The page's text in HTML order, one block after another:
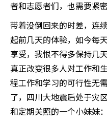
者和志愿者们，也需要紧
带着没倒回来的时差，连
起前几天的体验，如今每
享受，我恨不得多保持几
真正改变很多人对工作和
程工作和学习的可行性无
了，四川大地震后处于灾
和定期关照的一个小妹妹：